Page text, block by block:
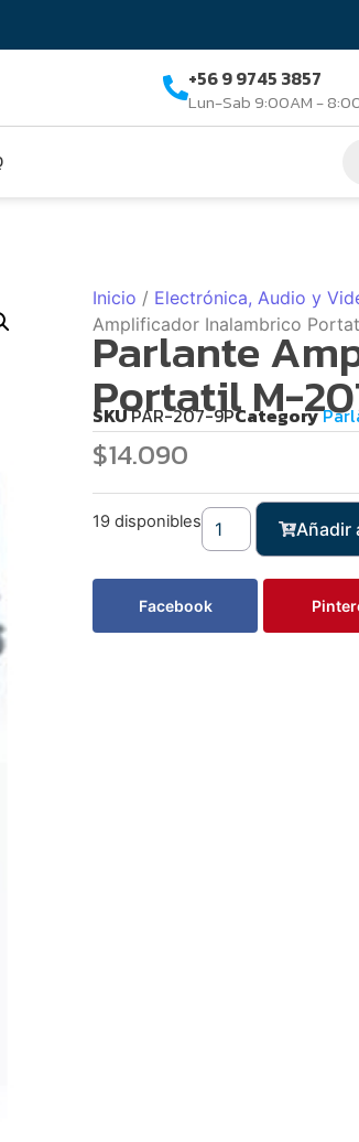
+56 9 9745 3857
Lun-Sab 9:00AM -
Inicio / Electrónica, Audio y
Amplificador Inalambrico
Parlante
Portatil M-
SKUPAR-207-9PCategory
$14.090
19 disponibles Añadir
Facebook